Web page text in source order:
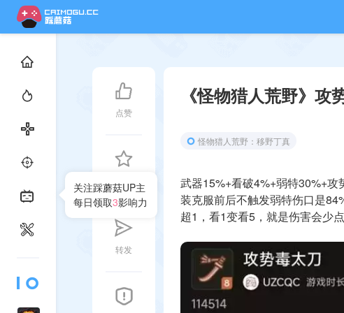
关注踩蘑菇UP主
每日领取3影响力
《怪物猎人荒野》攻
怪物猎人荒野：移野丁真
点赞
收藏
转发
武器15%+看破4%+弱特30%+
装克服前后不触发弱特伤口是
超1，看1变看5，就是伤害会少点